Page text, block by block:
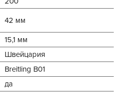
42 мм
15,1 мм
Швейцария
Breitling B01
да